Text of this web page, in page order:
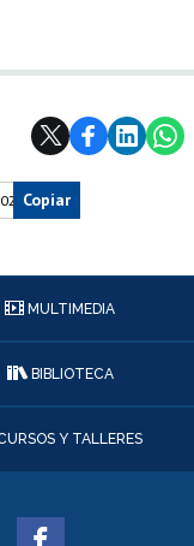
Copiar
MULTIMEDIA
BIBLIOTECA
Y TALLERES